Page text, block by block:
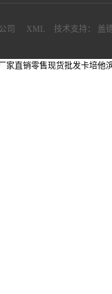
司 XML 技术支持： 盖
家直销零售现货批发卡培